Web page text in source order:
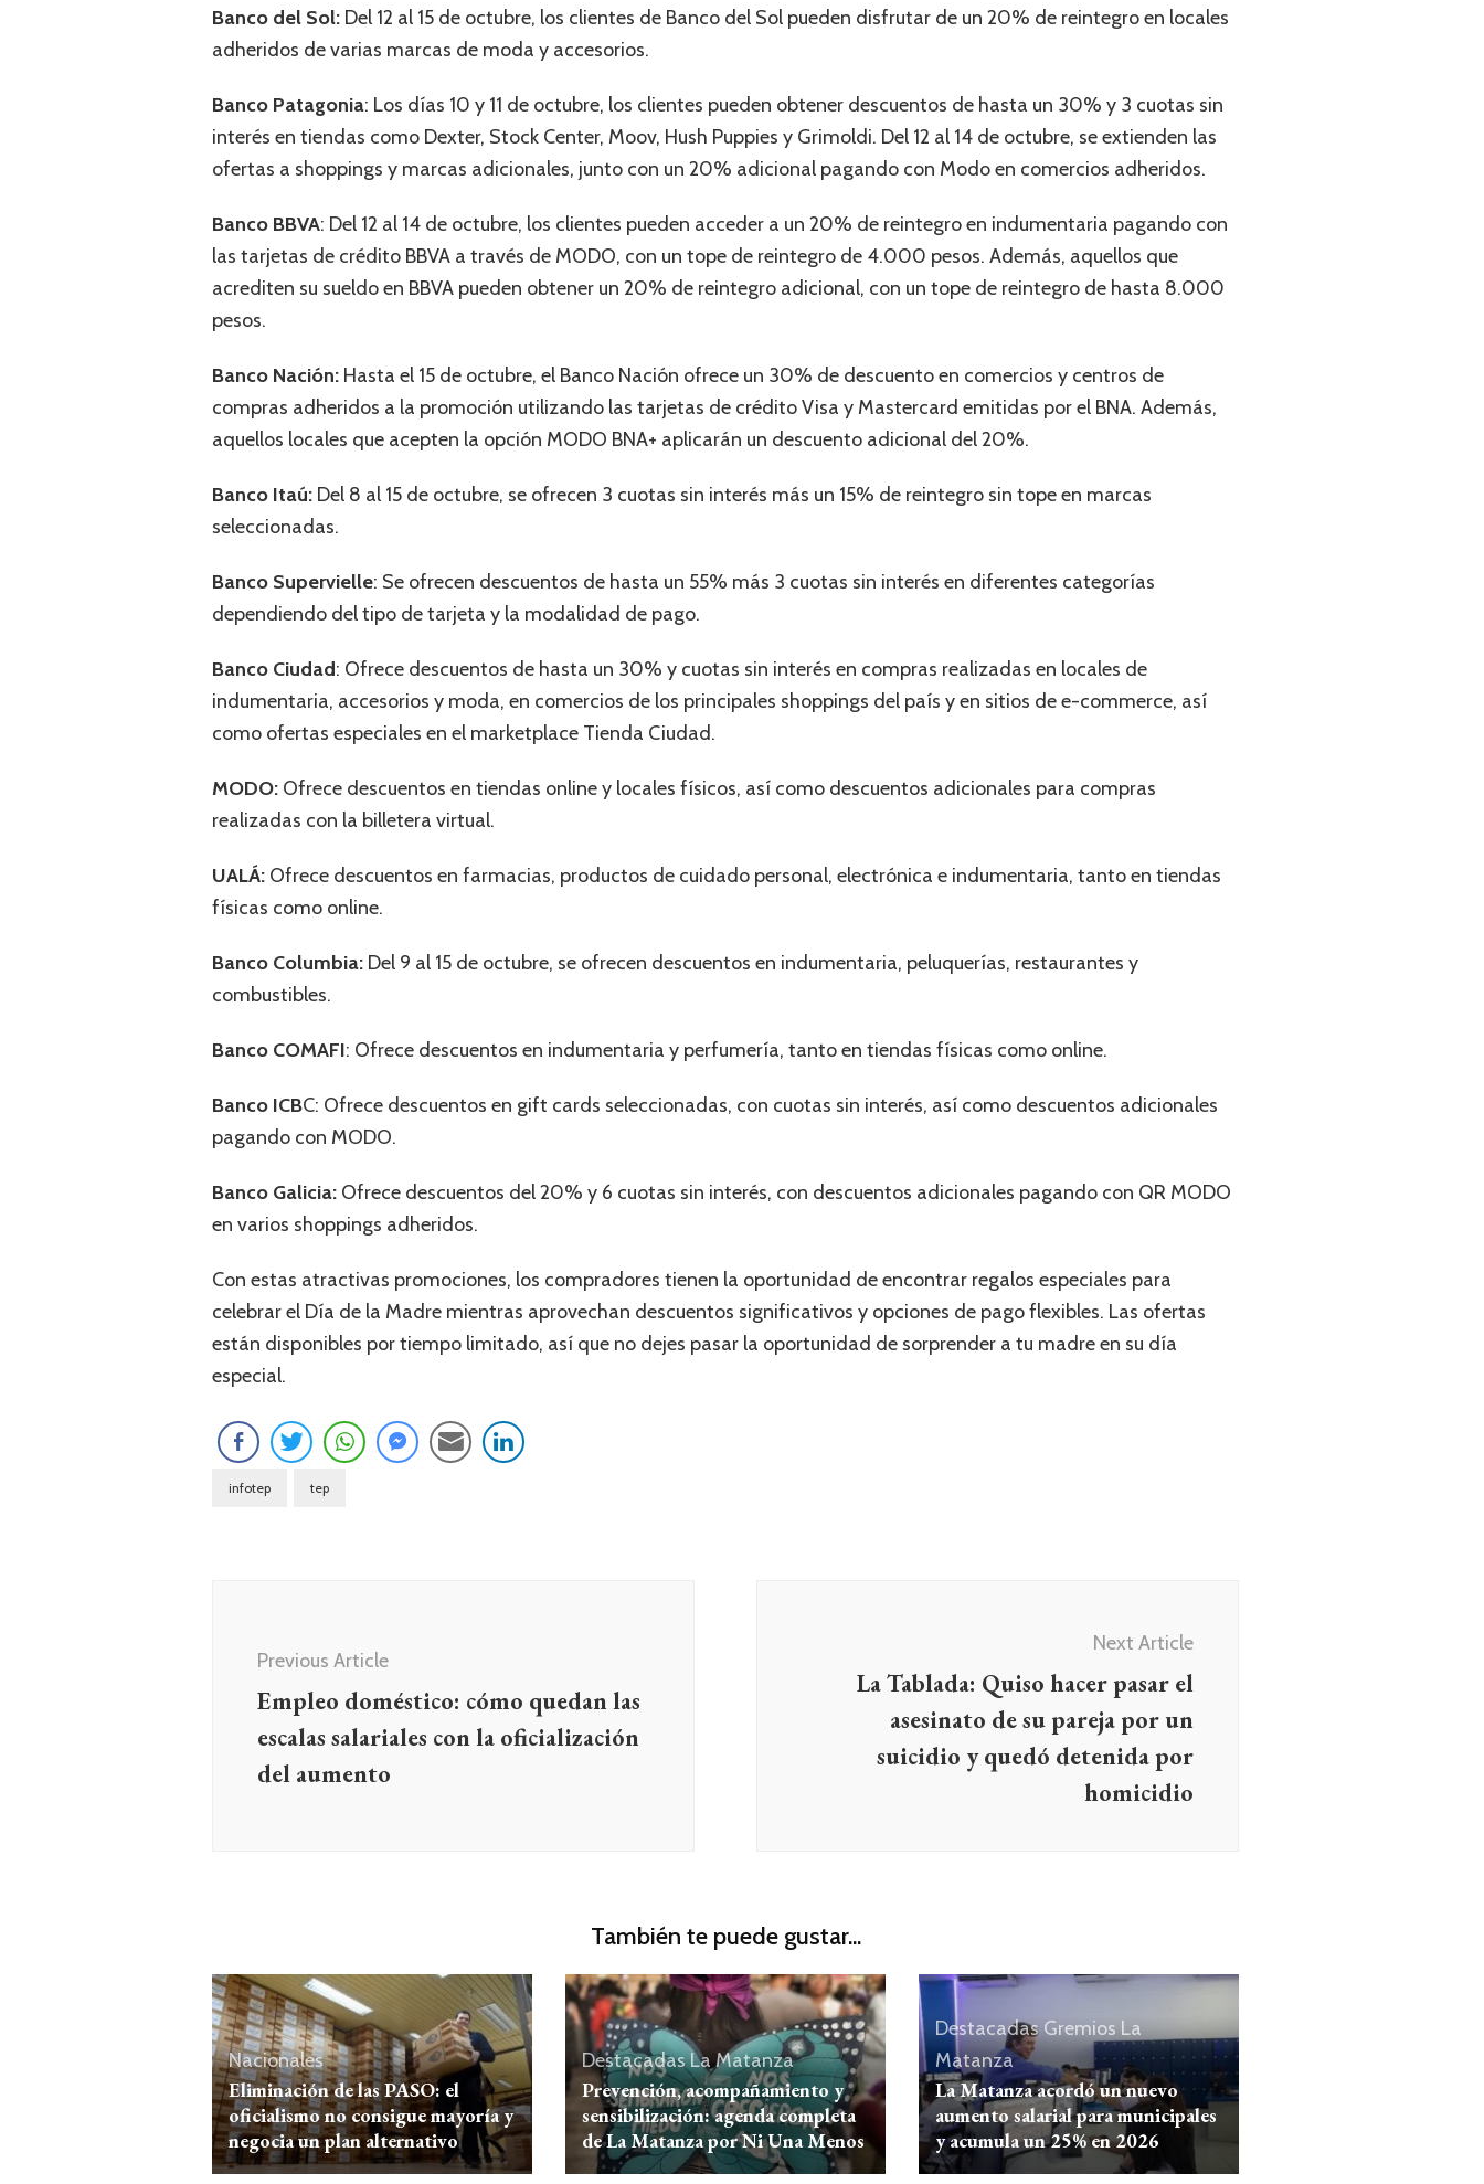
Banco del Sol: Del 12 al 15 de octubre, los clientes de Banco del Sol pueden disfrutar de un 20% de reintegro en locales
adheridos de varias marcas de moda y accesorios.
Banco Patagonia: Los días 10 y 11 de octubre, los clientes pueden obtener descuentos de hasta un 30% y 3 cuotas sin
interés en tiendas como Dexter, Stock Center, Moov, Hush Puppies y Grimoldi. Del 12 al 14 de octubre, se extienden las
ofertas a shoppings y marcas adicionales, junto con un 20% adicional pagando con Modo en comercios adheridos.
Banco BBVA: Del 12 al 14 de octubre, los clientes pueden acceder a un 20% de reintegro en indumentaria pagando con
las tarjetas de crédito BBVA a través de MODO, con un tope de reintegro de 4.000 pesos. Además, aquellos que
acrediten su sueldo en BBVA pueden obtener un 20% de reintegro adicional, con un tope de reintegro de hasta 8.000
pesos.
Banco Nación: Hasta el 15 de octubre, el Banco Nación ofrece un 30% de descuento en comercios y centros de
compras adheridos a la promoción utilizando las tarjetas de crédito Visa y Mastercard emitidas por el BNA. Además,
aquellos locales que acepten la opción MODO BNA+ aplicarán un descuento adicional del 20%.
Banco Itaú: Del 8 al 15 de octubre, se ofrecen 3 cuotas sin interés más un 15% de reintegro sin tope en marcas
seleccionadas.
Banco Supervielle: Se ofrecen descuentos de hasta un 55% más 3 cuotas sin interés en diferentes categorías
dependiendo del tipo de tarjeta y la modalidad de pago.
Banco Ciudad: Ofrece descuentos de hasta un 30% y cuotas sin interés en compras realizadas en locales de
indumentaria, accesorios y moda, en comercios de los principales shoppings del país y en sitios de e-commerce, así
como ofertas especiales en el marketplace Tienda Ciudad.
MODO: Ofrece descuentos en tiendas online y locales físicos, así como descuentos adicionales para compras
realizadas con la billetera virtual.
UALÁ: Ofrece descuentos en farmacias, productos de cuidado personal, electrónica e indumentaria, tanto en tiendas
físicas como online.
Banco Columbia: Del 9 al 15 de octubre, se ofrecen descuentos en indumentaria, peluquerías, restaurantes y
combustibles.
Banco COMAFI: Ofrece descuentos en indumentaria y perfumería, tanto en tiendas físicas como online.
Banco ICBC: Ofrece descuentos en gift cards seleccionadas, con cuotas sin interés, así como descuentos adicionales
pagando con MODO.
Banco Galicia: Ofrece descuentos del 20% y 6 cuotas sin interés, con descuentos adicionales pagando con QR MODO
en varios shoppings adheridos.
Con estas atractivas promociones, los compradores tienen la oportunidad de encontrar regalos especiales para
celebrar el Día de la Madre mientras aprovechan descuentos significativos y opciones de pago flexibles. Las ofertas
están disponibles por tiempo limitado, así que no dejes pasar la oportunidad de sorprender a tu madre en su día
especial.
infotep tep
entradas
Previous Article
Empleo doméstico: cómo quedan las
escalas salariales con la oficialización
del aumento
Next Article
La Tablada: Quiso hacer pasar el
asesinato de su pareja por un
suicidio y quedó detenida por
homicidio
También te puede gustar...
Nacionales
Eliminación de las PASO: el
oficialismo no consigue mayoría y
negocia un plan alternativo
DestacadasLa Matanza
Prevención, acompañamiento y
sensibilización: agenda completa
de La Matanza por Ni Una Menos
Destacadas Gremios La
Matanza
La Matanza acordó un nuevo
aumento salarial para municipales
y acumula un 25% en 2026